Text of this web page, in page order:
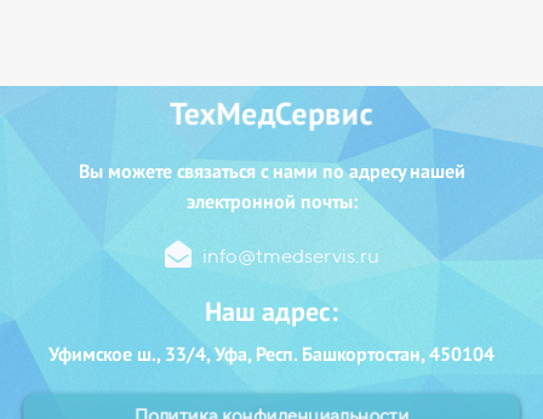
ТехМедСервис
Вы можете связаться с нами по адресу нашей
электронной почты:
info@tmedservis.ru
Наш адрес:
Уфимское ш., 33/4, Уфа, Респ. Башкортостан, 450104